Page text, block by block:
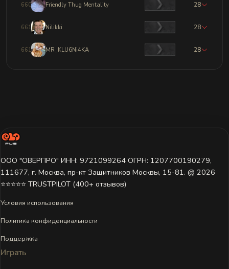
6609 Friendly Thug Mentality 28
6610 Nilikki 28
6611 MR_KLU6Ni4KA 28
ООО "ОВЕРПРО" ИНН: 9721099264 ОГРН: 1207700190279,
111677, г. Москва, пр-кт Защитников Москвы, 15-81. @ 2026 ㅤ
⭐⭐⭐⭐⭐ TRUSTPILOT (400+ отзывов)
Условия использования
Политика конфиденциальности
Поддержка
Играть